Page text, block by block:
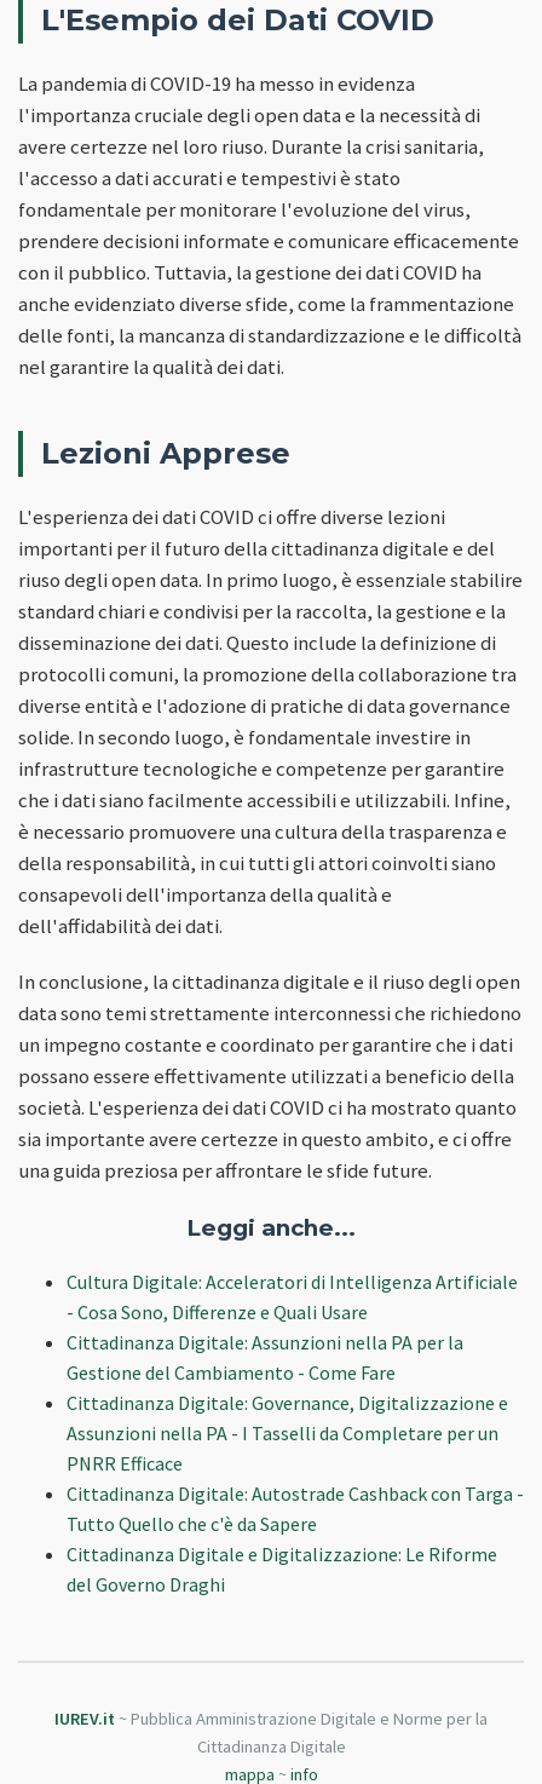
L'Esempio dei Dati COVID
La pandemia di COVID-19 ha messo in evidenza
l'importanza cruciale degli open data e la necessità di
avere certezze nel loro riuso. Durante la crisi sanitaria,
l'accesso a dati accurati e tempestivi è stato
fondamentale per monitorare l'evoluzione del virus,
prendere decisioni informate e comunicare efficacemente
con il pubblico. Tuttavia, la gestione dei dati COVID ha
anche evidenziato diverse sfide, come la frammentazione
delle fonti, la mancanza di standardizzazione e le difficoltà
nel garantire la qualità dei dati.
Lezioni Apprese
L'esperienza dei dati COVID ci offre diverse lezioni
importanti per il futuro della cittadinanza digitale e del
riuso degli open data. In primo luogo, è essenziale stabilire
standard chiari e condivisi per la raccolta, la gestione e la
disseminazione dei dati. Questo include la definizione di
protocolli comuni, la promozione della collaborazione tra
diverse entità e l'adozione di pratiche di data governance
solide. In secondo luogo, è fondamentale investire in
infrastrutture tecnologiche e competenze per garantire
che i dati siano facilmente accessibili e utilizzabili. Infine,
è necessario promuovere una cultura della trasparenza e
della responsabilità, in cui tutti gli attori coinvolti siano
consapevoli dell'importanza della qualità e
dell'affidabilità dei dati.
In conclusione, la cittadinanza digitale e il riuso degli open
data sono temi strettamente interconnessi che richiedono
un impegno costante e coordinato per garantire che i dati
possano essere effettivamente utilizzati a beneficio della
società. L'esperienza dei dati COVID ci ha mostrato quanto
sia importante avere certezze in questo ambito, e ci offre
una guida preziosa per affrontare le sfide future.
Leggi anche...
Cultura Digitale: Acceleratori di Intelligenza Artificiale
- Cosa Sono, Differenze e Quali Usare
Cittadinanza Digitale: Assunzioni nella PA per la
Gestione del Cambiamento - Come Fare
Cittadinanza Digitale: Governance, Digitalizzazione e
Assunzioni nella PA - I Tasselli da Completare per un
PNRR Efficace
Cittadinanza Digitale: Autostrade Cashback con Targa -
Tutto Quello che c'è da Sapere
Cittadinanza Digitale e Digitalizzazione: Le Riforme
del Governo Draghi
IUREV.it ~ Pubblica Amministrazione Digitale e Norme per la
Cittadinanza Digitale
mappa ~info